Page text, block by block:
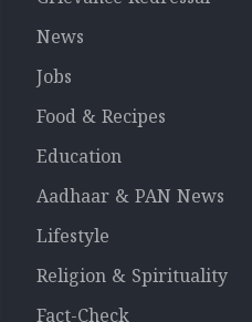
News
Jobs
Food & Recipes
Education
Aadhaar & PAN News
Lifestyle
Religion & Spirituality
Fact-Check